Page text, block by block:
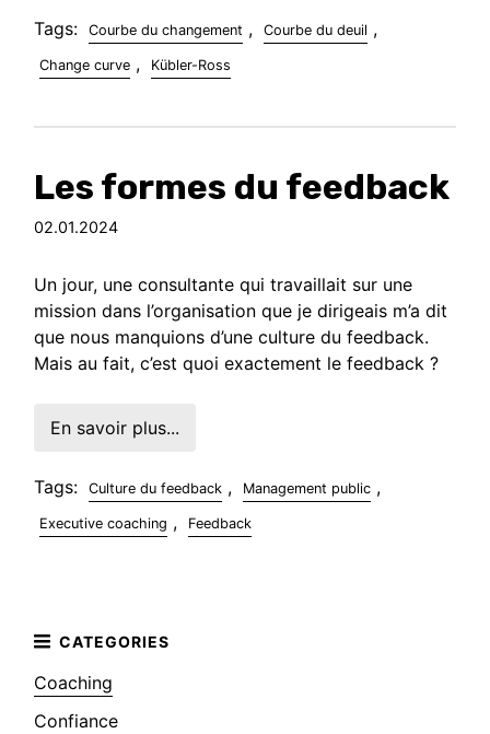
Tags: Courbe du changement , Courbe du deuil ,
Change curve , Kübler-Ross
Les formes du feedback
02.01.2024
Un jour, une consultante qui travaillait sur une
mission dans l’organisation que je dirigeais m’a dit
que nous manquions d’une culture du feedback.
Mais au fait, c’est quoi exactement le feedback ?
En savoir plus...
Tags: Culture du feedback , Management public ,
Executive coaching , Feedback
Coaching
Confiance